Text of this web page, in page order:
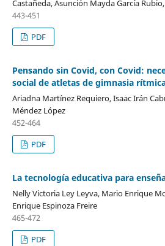
Castañeda, Asunción Mayda García
443-451
PDF
Pensando sin Covid, con Covid:
social de atletas de gimnasia
Ariadna Martínez Requiero, Isaac Irán
Méndez López
452-464
PDF
La tecnología educativa para
Nelly Victoria Ley Leyva, Mario Enrique
Enrique Espinoza Freire
465-472
PDF